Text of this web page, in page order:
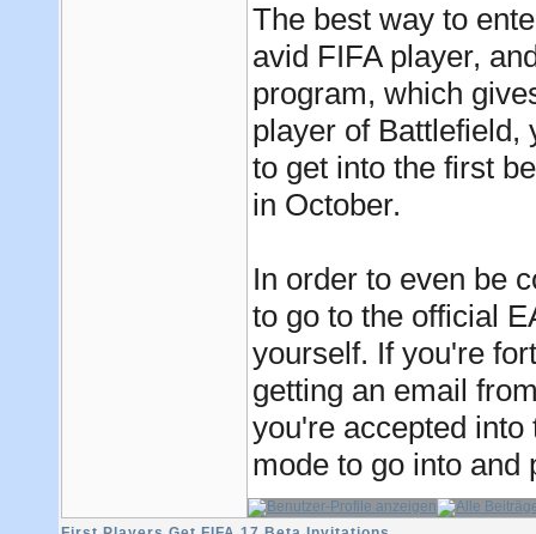
The best way to
avid FIFA player,
program, which
player of Battlefield,
to get into the first
in October.
In order to even be
to go to the official
yourself. If you're
getting an email
you're accepted
mode to go into and